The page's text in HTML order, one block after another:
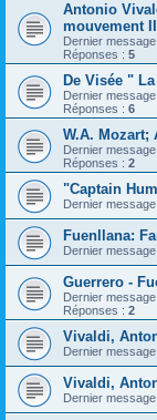
Antonio
mouvement
Dernier
Réponses : 5
De Visée "
Dernier
Réponses : 6
W.A. Mozart;
Dernier
Réponses : 2
"Captain
Dernier
Fuenllana:
Dernier
Guerrero -
Dernier
Réponses : 2
Vivaldi,
Dernier
Vivaldi,
Dernier